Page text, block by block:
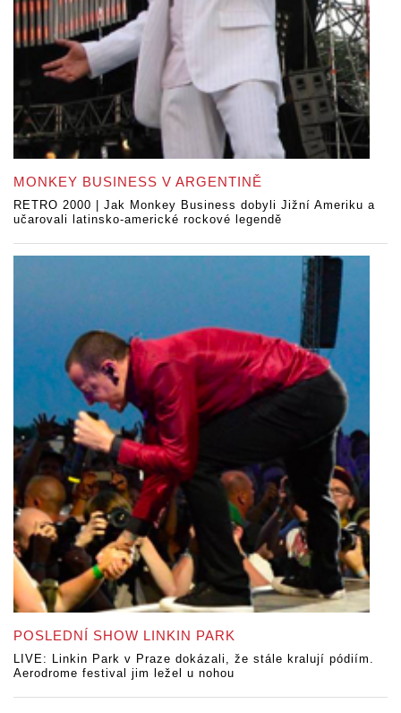
MONKEY BUSINESS V ARGENTINĚ
RETRO 2000 | Jak Monkey Business dobyli Jižní Ameriku a
učarovali latinsko-americké rockové legendě
POSLEDNÍ SHOW LINKIN PARK
LIVE: Linkin Park v Praze dokázali, že stále kralují pódiím.
Aerodrome festival jim ležel u nohou